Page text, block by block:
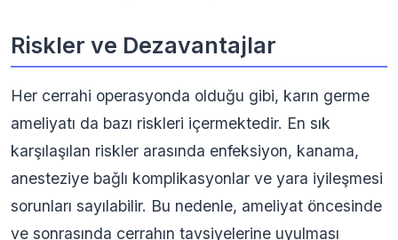
Riskler ve Dezavantajlar
Her cerrahi operasyonda olduğu gibi, karın germe
ameliyatı da bazı riskleri içermektedir. En sık
karşılaşılan riskler arasında enfeksiyon, kanama,
anesteziye bağlı komplikasyonlar ve yara iyileşmesi
sorunları sayılabilir. Bu nedenle, ameliyat öncesinde
ve sonrasında cerrahın tavsiyelerine uyulması